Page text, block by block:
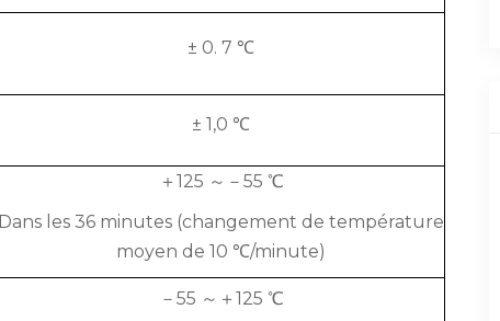
± 0. 7 ℃
± 1,0 ℃
＋125 ～－55 ℃
Dans les 36 minutes (changement de température
moyen de 10 ℃/minute)
－55 ～＋125 ℃